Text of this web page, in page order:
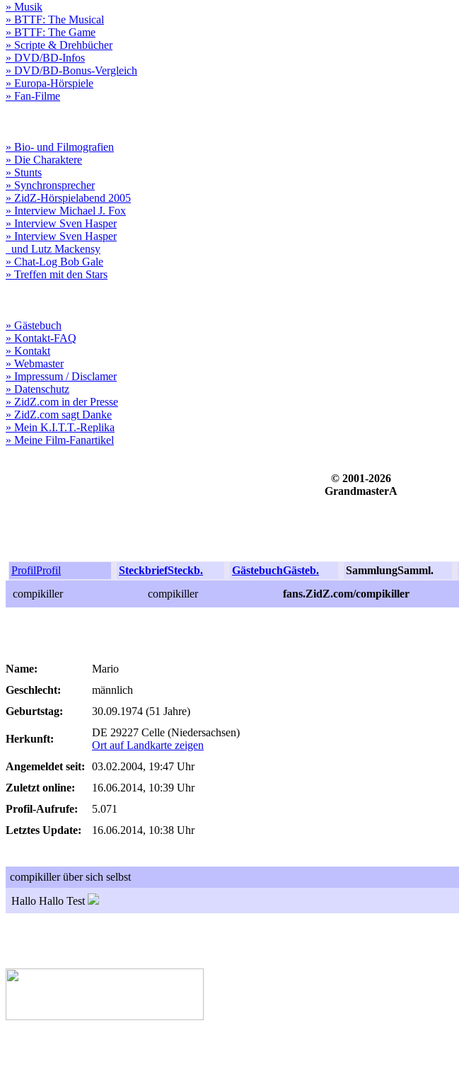
» Musik
» BTTF: The Musical
» BTTF: The Game
» Scripte & Drehbücher
» DVD/BD-Infos
» DVD/BD-Bonus-Vergleich
» Europa-Hörspiele
» Fan-Filme
» Bio- und Filmografien
» Die Charaktere
» Stunts
» Synchronsprecher
» ZidZ-Hörspielabend 2005
» Interview Michael J. Fox
» Interview Sven Hasper
» Interview Sven Hasper
und Lutz Mackensy
» Chat-Log Bob Gale
» Treffen mit den Stars
» Gästebuch
» Kontakt-FAQ
» Kontakt
» Webmaster
» Impressum / Disclamer
» Datenschutz
» ZidZ.com in der Presse
» ZidZ.com sagt Danke
» Mein K.I.T.T.-Replika
» Meine Film-Fanartikel
© 2001-2026
GrandmasterA
ProfilProfil SteckbriefSteckb. GästebuchGästeb. SammlungSamml.
compikiller
compikiller fans.ZidZ.com/compikiller
Name:
Mario
Geschlecht:
männlich
Geburtstag:
30.09.1974 (51 Jahre)
Herkunft:
DE 29227 Celle (Niedersachsen)
Ort auf Landkarte zeigen
Angemeldet seit:
03.02.2004, 19:47 Uhr
Zuletzt online:
16.06.2014, 10:39 Uhr
Profil-Aufrufe:
5.071
Letztes Update:
16.06.2014, 10:38 Uhr
compikiller über sich selbst
Hallo Hallo Test